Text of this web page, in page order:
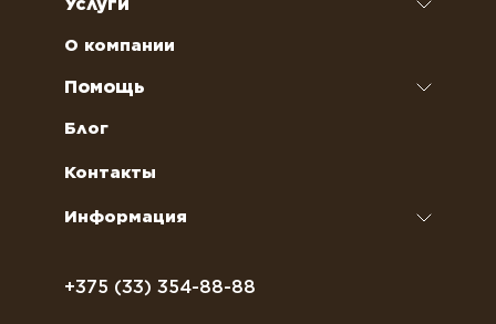
+375 (33) 354-88-88
Кофе
Чай
Наполнители для вендинговых автоматов
Кофейное оборудование
Аренда кофемашин
Ремонт кофемашин и кофеварок
Обслуживание профессиональных
Курсы бариста
О компании
Помощь
Как оформить заказ
Условия доставки
Блог
Контакты
Информация
Договор оферты